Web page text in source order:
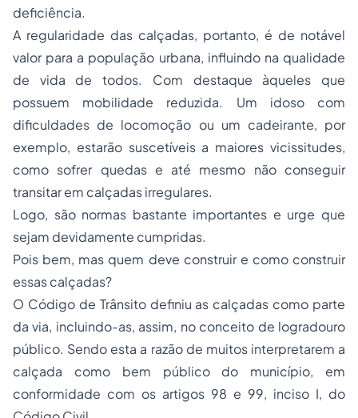
deficiência.
A regularidade das calçadas, portanto, é de notável
valor para a população urbana, influindo na qualidade
de vida de todos. Com destaque àqueles que
possuem mobilidade reduzida. Um idoso com
dificuldades de locomoção ou um cadeirante, por
exemplo, estarão suscetíveis a maiores vicissitudes,
como sofrer quedas e até mesmo não conseguir
transitar em calçadas irregulares.
Logo, são normas bastante importantes e urge que
sejam devidamente cumpridas.
Pois bem, mas quem deve construir e como construir
essas calçadas?
O Código de Trânsito definiu as calçadas como parte
da via, incluindo-as, assim, no conceito de logradouro
público. Sendo esta a razão de muitos interpretarem a
calçada como bem público do município, em
conformidade com os artigos 98 e 99, inciso I, do